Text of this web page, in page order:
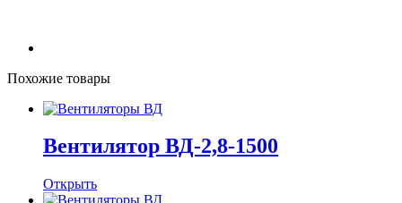
Похожие товары
Вентилятор ВД-2,8-1500
Открыть